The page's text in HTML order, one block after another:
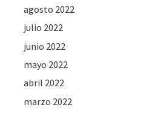
agosto 2022
julio 2022
junio 2022
mayo 2022
abril 2022
marzo 2022